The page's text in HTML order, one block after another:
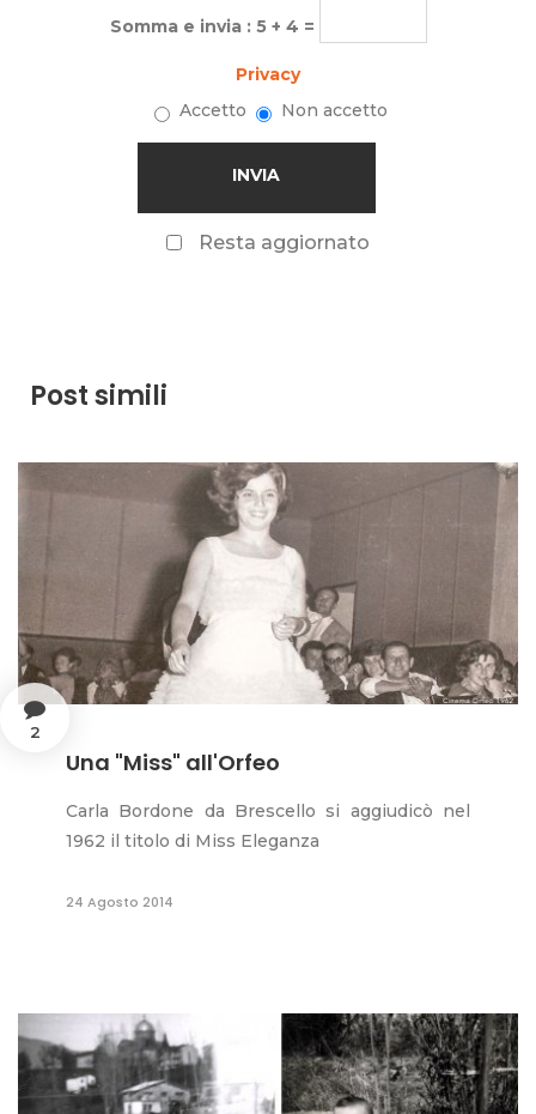
Somma e invia : 5 + 4 =
Privacy
Accetto
Non accetto
Resta aggiornato
Post simili
2
Una "Miss" all'Orfeo
Carla Bordone da Brescello si aggiudicò nel
1962 il titolo di Miss Eleganza
24 Agosto 2014